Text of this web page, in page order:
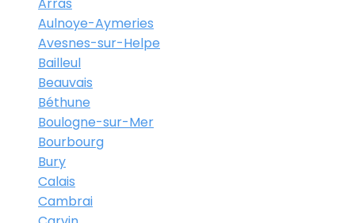
Aulnoye-Aymeries
Avesnes-sur-Helpe
Bailleul
Beauvais
Béthune
Boulogne-sur-Mer
Bourbourg
Bury
Calais
Cambrai